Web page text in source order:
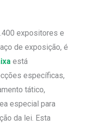
expositores e
de exposição, é
está
específicas,
tático,
especial para
da lei. Esta